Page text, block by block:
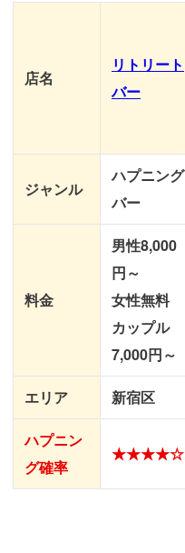
店名
リトリート
バー
ジャンル
ハプニング
バー
料金
男性8,000
円 ～
女性無料
カップル
7,000円～
エリア 新宿区
ハプニン
グ確率
★★★★☆